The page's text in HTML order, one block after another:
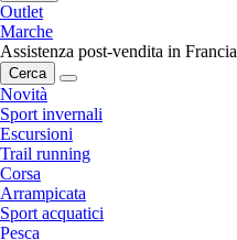
Outlet
Marche
Assistenza post-vendita in Francia
Cerca
Novità
Sport invernali
Escursioni
Trail running
Corsa
Arrampicata
Sport acquatici
Pesca